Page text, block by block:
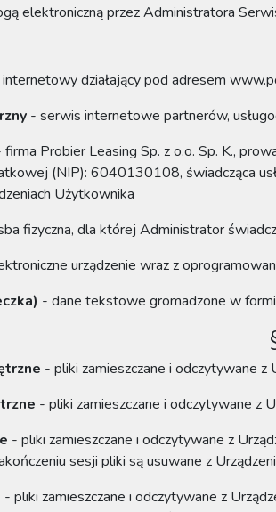
elektroniczną przez Administratora
działający pod adresem
- serwis internetowe partnerów,
firma Probier Leasing Sp. z o.o. Sp. K.,
(NIP): 6040130108, świadcząca
Użytkownika
fizyczna, dla której Administrator
urządzenie wraz z
- dane tekstowe gromadzone w
- pliki zamieszczane i odczytywane
- pliki zamieszczane i odczytywane z
- pliki zamieszczane i odczytywane z
sesji pliki są usuwane z
- pliki zamieszczane i odczytywane z